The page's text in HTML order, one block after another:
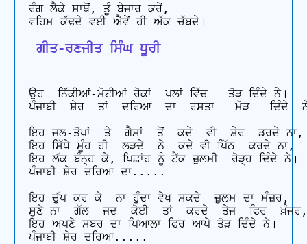
ਰੰਗ ਲੈਕੇ ਸਾਥੋਂ, ਤੂੰ ਬੇਜਾਰ ਕਰੇਂ,
ਗੀਤ-ਰਣਜੀਤ ਸਿੰਘ ਧੂਰੀ
ਉਹ  ਨਿੱਕੀਆਂ-ਮੋਟੀਆਂ ਰੋਕਾਂ  ਪਲਾਂ ਵਿੱਚ   ਤੋੜ ਦਿੰਦੇ ਨੇ।
ਪੰਜਾਬੀ  ਸ਼ੇਰ  ਤਾਂ  ਦਰਿਆ  ਦਾ  ਰਸਤਾ   ਮੋੜ   ਦਿੰਦੇ
ਇਹ ਜਲ-ਤੋਪਾਂ  ਤੇ  ਗੈਸਾਂ  ਤੋਂ  ਕਦੇ  ਵੀ  ਸ਼ੇਰ  ਡਰਦੇ
ਇਹ ਸਿੱਧੇ ਮੂੰਹ ਹੀ  ਲੜਦੇ  ਨੇ  ਕਦੇ ਵੀ ਪਿੱਠ  ਕਰਦੇ ਨਾ,
ਇਹ ਲੱਕ ਬੰਨ੍ਹ ਕੇ, ਪਿਛਾਂਹ ਨੂੰ ਟੈਂਕ ਜ਼ੁਲਮੀ  ਰੋੜ੍ਹ ਦਿੰਦੇ ਨੇ।
ਪੰਜਾਬੀ ਸ਼ੇਰ ਦਰਿਆ ਦਾ.....
ਇਹ ਚੁੱਪ ਕਰ ਕੇ  ਨਾ ਹੁੰਦਾ ਵੇਖ ਸਕਦੇ  ਜ਼ੁਲਮ ਦਾ ਮੰਜ਼ਰ,
ਸੁਣੇ ਨਾ  ਗੱਲ  ਜਦ  ਕੋਈ  ਤਾਂ  ਕਰਦੇ  ਤੇਜ  ਫਿਰ
ਇਹ ਅਪਣੇ ਸਬਰ ਦਾ ਪਿਆਲਾ ਫਿਰ ਆਪੇ ਤੋੜ ਦਿੰਦੇ ਨੇ।
ਪੰਜਾਬੀ ਸ਼ੇਰ ਦਰਿਆ.....